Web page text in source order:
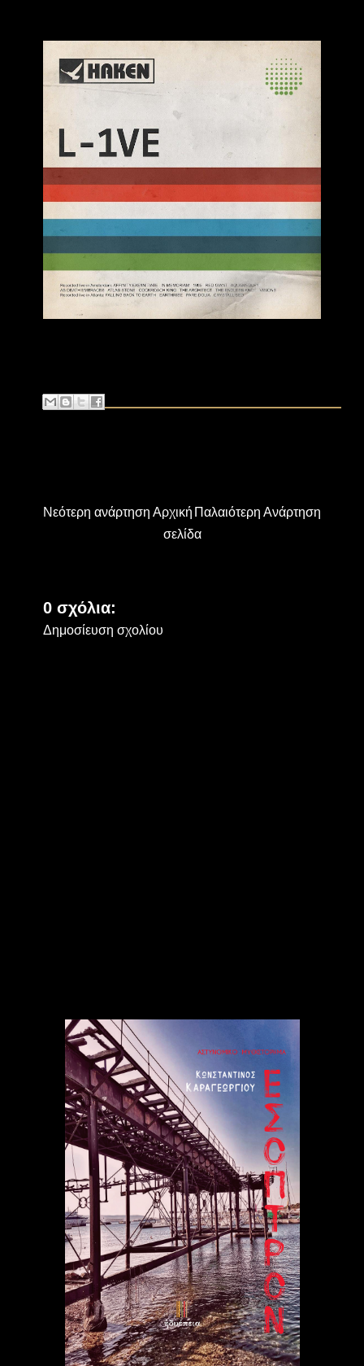
Νεότερη ανάρτηση Παλαιότερη Ανάρτηση
Αρχική
σελίδα
0 σχόλια:
Δημοσίευση σχολίου